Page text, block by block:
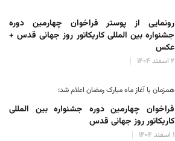
رونمایی از پوستر فراخوان چهارمین دوره
جشنواره بین المللی کاریکاتور روز جهانی قدس +
عکس
۲ اسفند ۱۴۰۴
همزمان با آغاز ماه مبارک رمضان اعلام شد؛
فراخوان چهارمین دوره جشنواره بین المللی
کاریکاتور روز جهانی قدس
۱ اسفند ۱۴۰۴